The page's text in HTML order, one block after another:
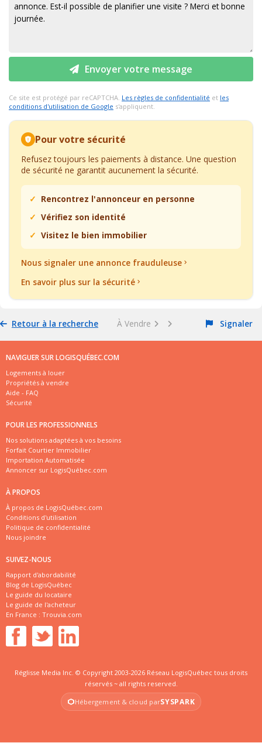
Envoyer votre message
Ce site est protégé par reCAPTCHA. Les règles de confidentialité et les
conditions d'utilisation de Google s'appliquent.
Pour votre sécurité
Refusez toujours les paiements à distance. Une question
de sécurité ne garantit aucunement la sécurité.
Rencontrez l'annonceur en personne
Vérifiez son identité
Visitez le bien immobilier
Nous signaler une annonce frauduleuse
En savoir plus sur la sécurité
Retour à la recherche À Vendre Signaler
NAVIGUER SUR LOGISQUÉBEC.COM
Logements à louer
Propriétés à vendre
Aide - FAQ
Sécurité
POUR LES PROFESSIONNELS
Nos solutions adaptées à vos besoins
Forfait Courtier Immobilier
Importation Automatisée
Annoncer sur LogisQuébec.com
À PROPOS
À propos de LogisQuébec.com
Conditions d'utilisation
Politique de confidentialité
Nous joindre
SUIVEZ-NOUS
Rapport d'abordabilité
Blog de LogisQuébec
Le guide du locataire
Le guide de l'acheteur
En France : Trouvia.com
Réglisse Media Inc. © Copyright 2003-2026 Réseau LogisQuébec tous droits
réservés ~ all rights reserved.
Hébergement & cloud parSYSPARK